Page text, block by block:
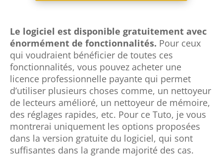
Le logiciel est disponible gratuitement avec
énormément de fonctionnalités. Pour ceux
qui voudraient bénéficier de toutes ces
fonctionnalités, vous pouvez acheter une
licence professionnelle payante qui permet
d’utiliser plusieurs choses comme, un nettoyeur
de lecteurs amélioré, un nettoyeur de mémoire,
des réglages rapides, etc. Pour ce Tuto, je vous
montrerai uniquement les options proposées
dans la version gratuite du logiciel, qui sont
suffisantes dans la grande majorité des cas.